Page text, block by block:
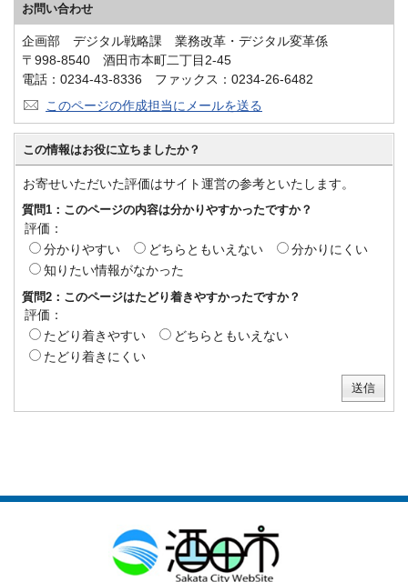
お問い合わせ
企画部 デジタル戦略課 業務改革・デジタル変革係
〒998-8540 酒田市本町二丁目2-45
電話：0234-43-8336 ファックス：0234-26-6482
このページの作成担当にメールを送る
この情報はお役に立ちましたか？
お寄せいただいた評価はサイト運営の参考といたします。
質問1：このページの内容は分かりやすかったですか？
評価：
分かりやすい
どちらともいえない
分かりにくい
知りたい情報がなかった
質問2：このページはたどり着きやすかったですか？
評価：
たどり着きやすい
どちらともいえない
たどり着きにくい